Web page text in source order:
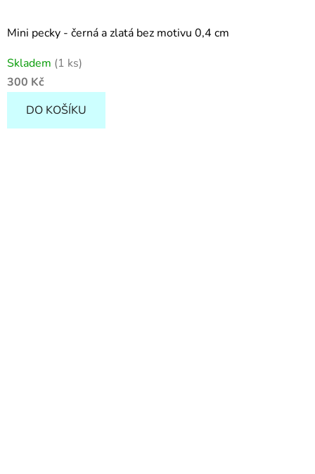
Mini pecky - černá a zlatá bez motivu 0,4 cm
Skladem (1 ks)
300 Kč
DO KOŠÍKU